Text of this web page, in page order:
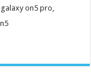
on5 pro,